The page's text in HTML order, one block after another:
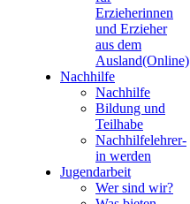
Erzieherinnen
und Erzieher
aus dem
Ausland(Online)
Nachhilfe
Nachhilfe
Bildung und
Teilhabe
Nachhilfelehrer-
in werden
Jugendarbeit
Wer sind wir?